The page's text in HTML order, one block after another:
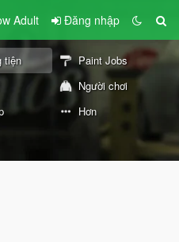
Adult Đăng nhập
tiện
Paint Jobs
Người chơi
Hơn